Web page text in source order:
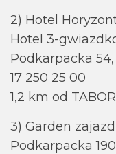
2) Hotel
Hotel 3-
Podkarpacka
17 250 25 00
1,2 km od
3) Garden zajazd
Podkarpacka